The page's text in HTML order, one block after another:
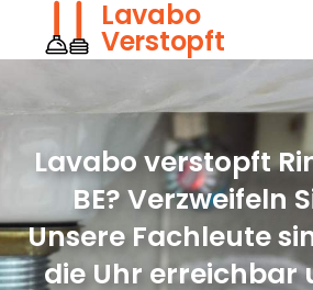
Lavabo
Verstopft
Lavabo verstopft
BE? Verzweifeln
Unsere Fachleute
die Uhr erreichbar